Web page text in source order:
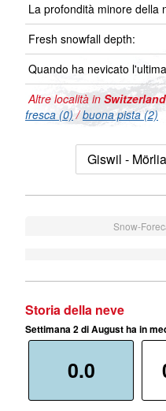
La profondità minore della
Fresh snowfall depth:
Quando ha nevicato
Altre località in Switzerland
fresca (0)/buona pista (2)
Giswil -
Snow-
Storia della neve
Settimana 2 di August ha in
0.0